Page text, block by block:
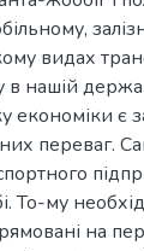
видах
в нашій
економіки є
переваг.
То-му
на